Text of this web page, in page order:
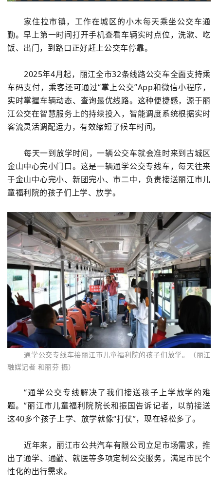
家住拉市镇，工作在城区的小木每天乘坐公交车通
勤。早上第一时间打开手机查看车辆实时点位，洗漱、吃
饭、出门，到路口正好赶上公交车停靠。
2025年4月起，丽江全市32条线路公交车全面支持乘
车码支付，乘客还可通过“掌上公交”App和微信小程序，
实时掌握车辆动态、查询最优线路。这种便捷感，源于丽
江公交在智慧服务上的持续投入，智能调度系统根据实时
客流灵活调配运力，有效缩短了候车时间。
每天一到放学时间，一辆公交车就会准时来到古城区
金山中心完小门口。这是一辆通学公交专线车，每天往来
于金山中心完小、新团完小、市二中，负责接送丽江市儿
童福利院的孩子们上学、放学。
通学公交专线车接丽江市儿童福利院的孩子们放学。（丽江
融媒记者 和丽芬 摄）
“通学公交专线解决了我们接送孩子上学放学的难
题。”丽江市儿童福利院院长和振国告诉记者，以前接送
这40多个孩子上学、放学就像“打仗”，现在轻松多了。
近年来， 丽江市公共汽车有限公司立足市场需求，推
出了通学、通勤、就医等多项定制公交服务，满足市民个
性化的出行需求。